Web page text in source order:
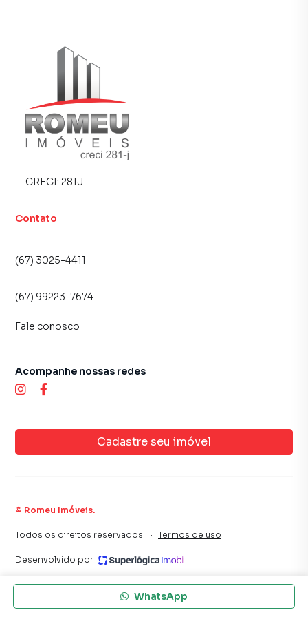
tendo como consequência uma maior chance de vender ou
alugar seu imóvel mais rápido. Contamos também com um
central de atendimento preparada para atender
proprietários e inquilinos.
WhatsApp
CRECI: 281J
Contato
(67) 3025-4411
(67) 99223-7674
Fale conosco
Cadastre seu imóvel
Acompanhe nossas redes
© Romeu Imóveis.
Todos os direitos reservados. · Termos de uso ·
Desenvolvido por